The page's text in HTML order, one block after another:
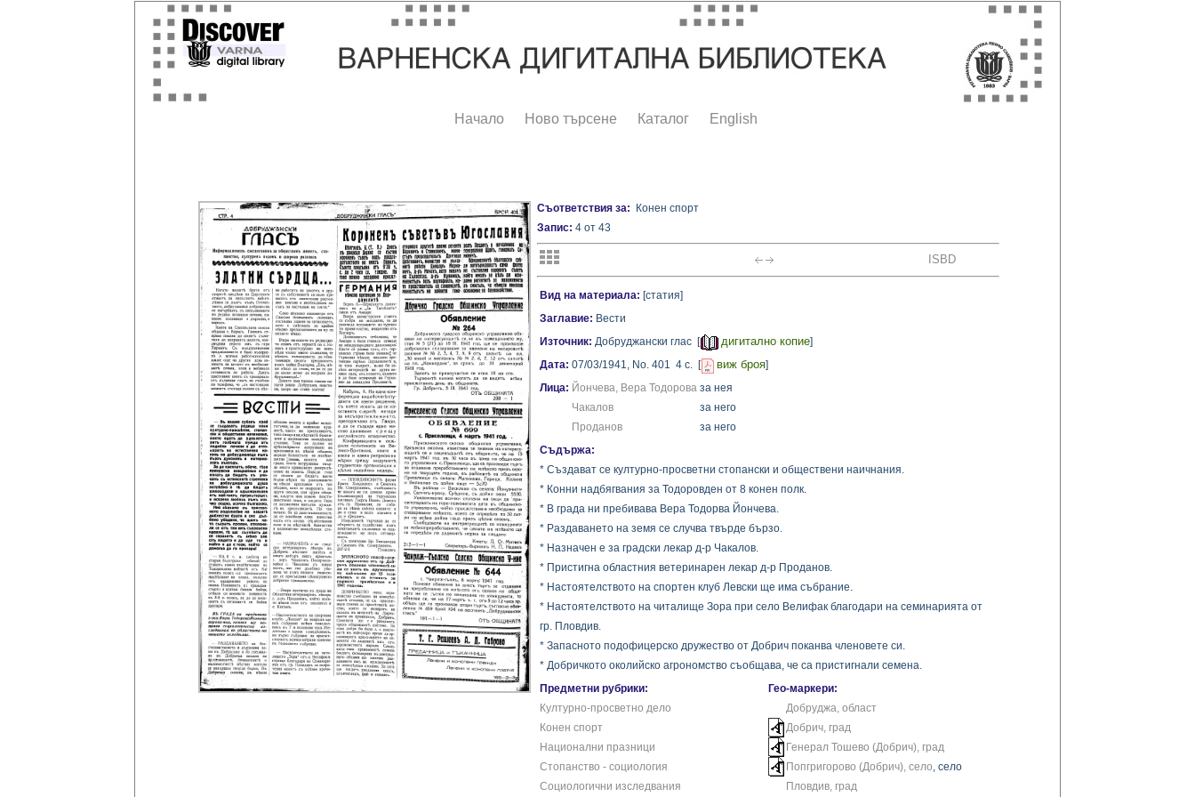
Начало Ново търсене Каталог English
Съответствия за: Конен спорт
Запис: 4 от 43
ISBD
Вид на материала: [статия]
Заглавие: Вести
Източник: Добруджански глас [ дигитално копие]
Дата: 07/03/1941, No. 401 4 с. [ виж броя]
Лица: Йончева, Вера Тодорова за нея
Чакалов
за него
Проданов
за него
Съдържа:
* Създават се културно-просветни стопански и обществени наичнания.
* Конни надбягвания за Тодоровден от 8 конен полк.
* В града ни пребивава Вера Тодорва Йончева.
* Раздаването на земя се случва твърде бързо.
* Назначен е за градски лекар д-р Чакалов.
* Пристигна областния ветеринарен лекар д-р Проданов.
* Настоятелството на спортен клуб Левски ще има събрание.
* Настоятелството на читалище Зора при село Велифак благодари на семинарията от
гр. Пловдив.
* Запасното подофицерско дружество от Добрич поканва членовете си.
* Добричкото околийско агрономство съобщава, че са пристигнали семена.
Предметни рубрики:
Културно-просветно дело
Конен спорт
Национални празници
Стопанство - социология
Социологични изследвания
Гео-маркери:
Добруджа, област
Добрич, град
Генерал Тошево (Добрич), град
Попгригорово (Добрич), село, село
Пловдив, град